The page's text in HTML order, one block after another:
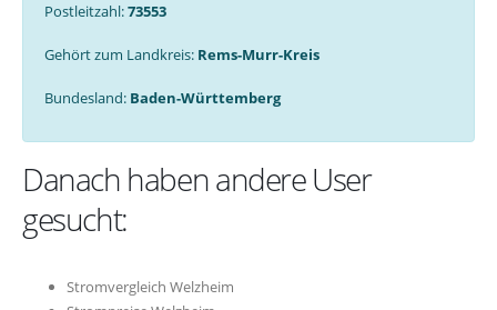
Postleitzahl:73553
Gehört zum Landkreis: Rems-Murr-Kreis
Bundesland: Baden-Württemberg
Danach haben andere User
gesucht:
Stromvergleich Welzheim